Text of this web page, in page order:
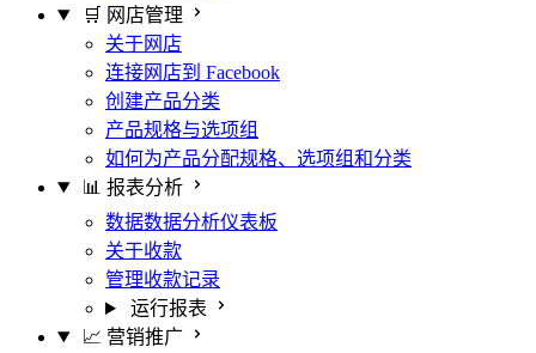
🛒 网店管理
关于网店
连接网店到 Facebook
创建产品分类
产品规格与选项组
如何为产品分配规格、选项组和分类
📊 报表分析
数据数据分析仪表板
关于收款
管理收款记录
运行报表
📈 营销推广